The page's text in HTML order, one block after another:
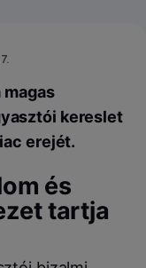
magas
kereslet
erejét.
és
tartja